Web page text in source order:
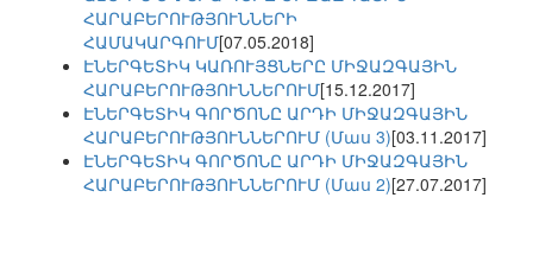
ՀԱՐԱԲԵՐՈՒԹՅՈՒՆՆԵՐԻ
ՀԱՄԱԿԱՐԳՈՒՄ[07.05.2018]
ԷՆԵՐԳԵՏԻԿ ԿԱՌՈՒՅՑՆԵՐԸ ՄԻՋԱԶԳԱՅԻՆ
ՀԱՐԱԲԵՐՈՒԹՅՈՒՆՆԵՐՈՒՄ[15.12.2017]
ԷՆԵՐԳԵՏԻԿ ԳՈՐԾՈՆԸ ԱՐԴԻ ՄԻՋԱԶԳԱՅԻՆ
ՀԱՐԱԲԵՐՈՒԹՅՈՒՆՆԵՐՈՒՄ (Մաս 3)[03.11.2017]
ԷՆԵՐԳԵՏԻԿ ԳՈՐԾՈՆԸ ԱՐԴԻ ՄԻՋԱԶԳԱՅԻՆ
ՀԱՐԱԲԵՐՈՒԹՅՈՒՆՆԵՐՈՒՄ (Մաս 2)[27.07.2017]